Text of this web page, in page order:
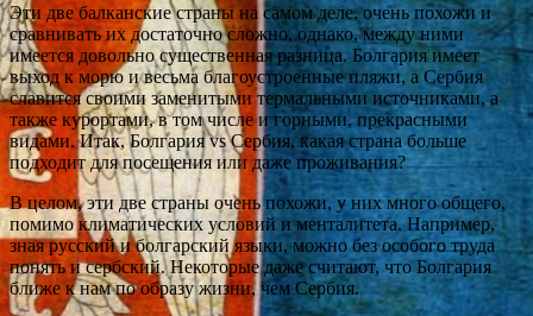
Эти две балканские страны на самом деле, очень похожи и
сравнивать их достаточно сложно, однако, между ними
имеется довольно существенная разница. Болгария имеет
выход к морю и весьма благоустроенные пляжи, а Сербия
славится своими заменитыми термальными источниками, а
также курортами, в том числе и горными, прекрасными
видами. Итак, Болгария vs Сербия, какая страна больше
подходит для посещения или даже проживания?
В целом, эти две страны очень похожи, у них много общего,
помимо климатических условий и менталитета. Например,
зная русский и болгарский языки, можно без особого труда
понять и сербский. Некоторые даже считают, что Болгария
ближе к нам по образу жизни, чем Сербия.